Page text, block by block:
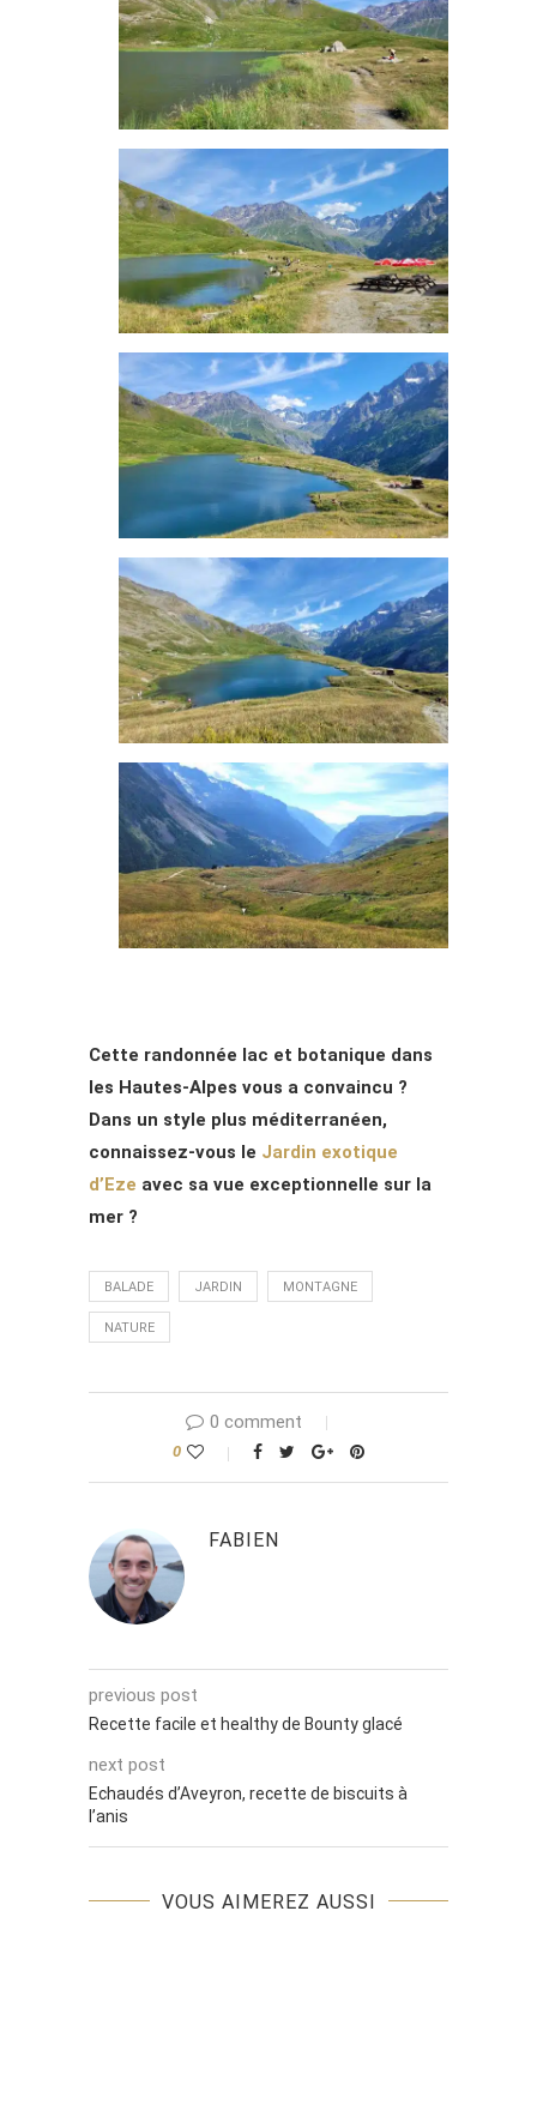
Cette randonnée lac et botanique dans
les Hautes-Alpes vous a convaincu ?
Dans un style plus méditerranéen,
connaissez-vous le Jardin exotique
d’Eze avec sa vue exceptionnelle sur la
mer ?
BALADE JARDIN MONTAGNE
NATURE
0 comment
0
FABIEN
previous post
Recette facile et healthy de Bounty glacé
next post
Echaudés d’Aveyron, recette de biscuits à
l’anis
VOUS AIMEREZ AUSSI